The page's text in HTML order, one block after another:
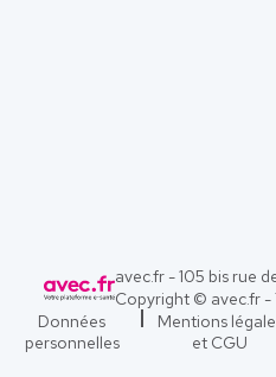
avec.fr - 105 bis rue
Copyright © avec.fr -
Données
personnelles
Mentions
et CGU